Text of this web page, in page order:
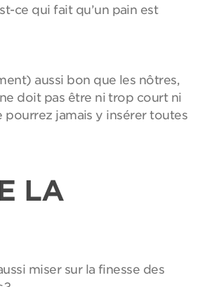
ce qui fait qu’un pain est
aussi bon que les nôtres,
doit pas être ni trop court ni
pourrez jamais y insérer toutes
LA
miser sur la finesse des